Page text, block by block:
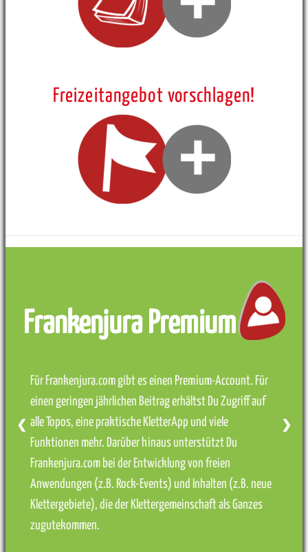
Freizeitangebot vorschlagen!
Frankenjura Premium
Für Frankenjura.com gibt es einen Premium-Account. Für
einen geringen jährlichen Beitrag erhältst Du Zugriff auf
alle Topos, eine praktische KletterApp und viele
Funktionen mehr. Darüber hinaus unterstützt Du
Frankenjura.com bei der Entwicklung von freien
Anwendungen (z.B. Rock-Events) und Inhalten (z.B. neue
Klettergebiete), die der Klettergemeinschaft als Ganzes
zugutekommen.
❮ ❯